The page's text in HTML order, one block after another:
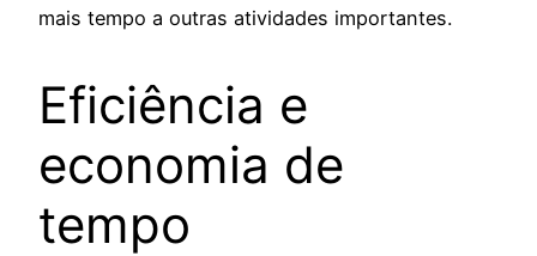
mais tempo a outras atividades importantes.
Eficiência e
economia de
tempo